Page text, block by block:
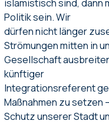
islamistisch sind, dann
Politik sein. Wir
dürfen nicht länger
Strömungen mitten in
Gesellschaft
künftiger
Integrationsreferent
Maßnahmen zu setzen
Schutz unserer Stadt